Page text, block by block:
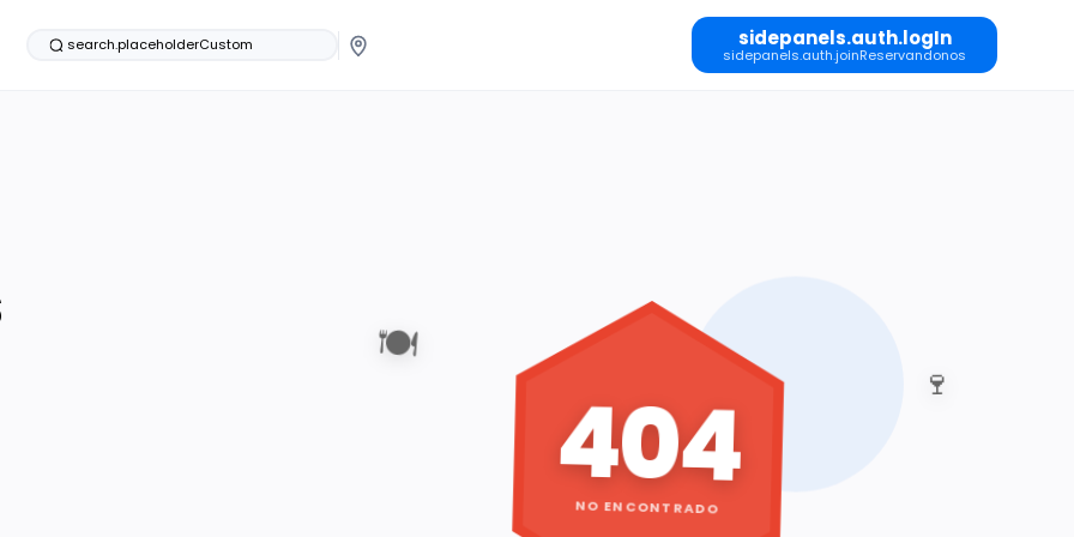
search.placeholderCustom sidepanels.auth.logIn
sidepanels.auth.joinReservandonos
🍽️
🍷
404
NO ENCONTRADO